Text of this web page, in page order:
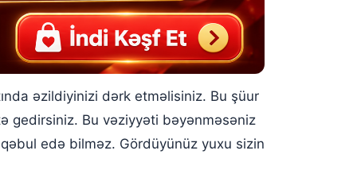
əzildiyinizi dərk etməlisiniz. Bu şüur
gedirsiniz. Bu vəziyyəti bəyənməsəniz
edə bilməz. Gördüyünüz yuxu sizin